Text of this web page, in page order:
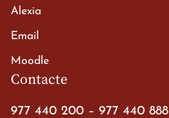
a les ciutats imperials
Contacte
977 440 200 – 977 440 888
Alexia
Email
Moodle